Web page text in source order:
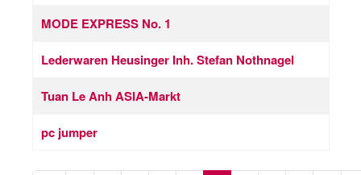
MODE EXPRESS No. 1
Lederwaren Heusinger Inh. Stefan Nothnagel
Tuan Le Anh ASIA-Markt
pc jumper